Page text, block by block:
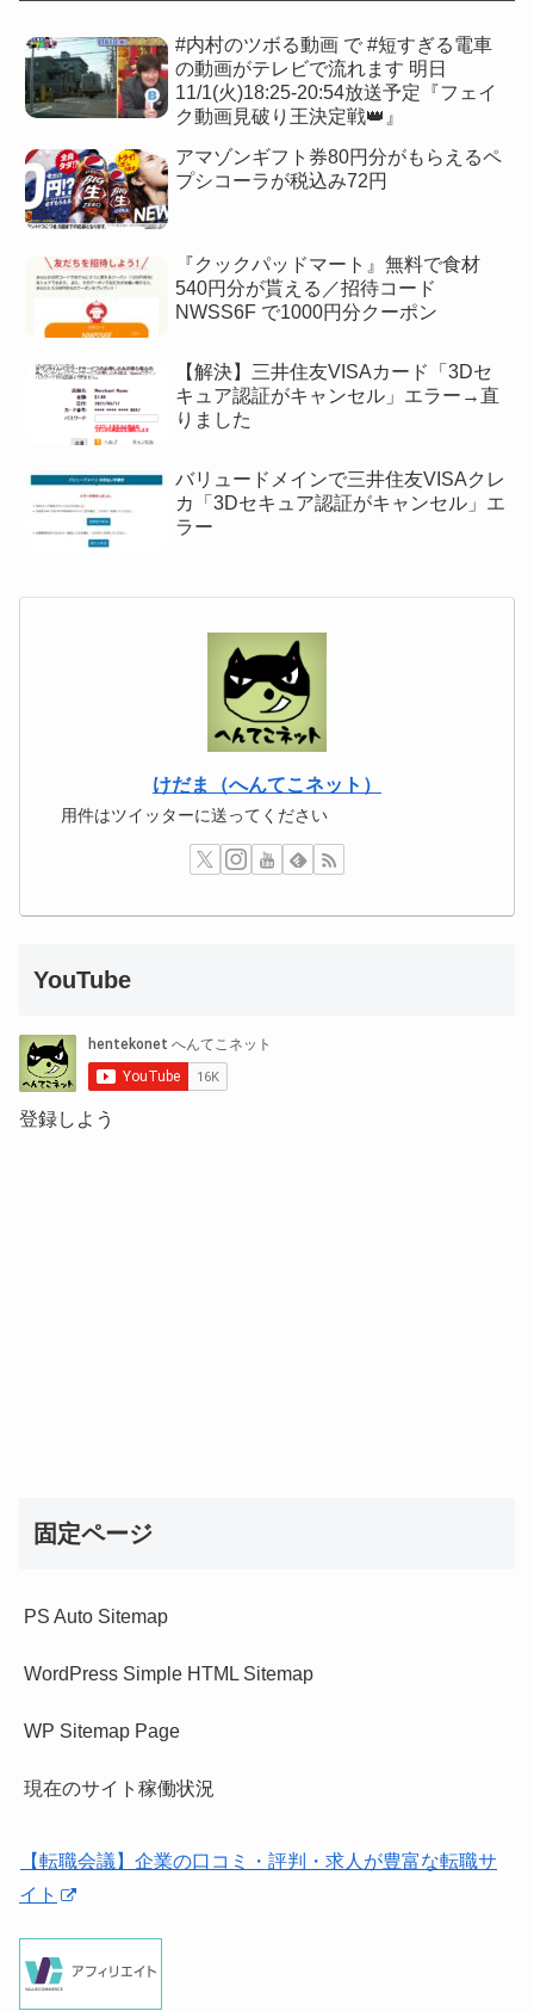
#内村のツボる動画 で #短すぎる電車
の動画がテレビで流れます 明日
11/1(火)18:25-20:54放送予定『フェイ
ク動画見破り王決定戦👑』
アマゾンギフト券80円分がもらえるペ
プシコーラが税込み72円
『クックパッドマート』無料で食材
540円分が貰える／招待コード
NWSS6F で1000円分クーポン
【解決】三井住友VISAカード「3Dセ
キュア認証がキャンセル」エラー→直
りました
バリュードメインで三井住友VISAクレ
カ「3Dセキュア認証がキャンセル」エ
ラー
けだま（へんてこネット）
用件はツイッターに送ってください
YouTube
登録しよう
固定ページ
PS Auto Sitemap
WordPress Simple HTML Sitemap
WP Sitemap Page
現在のサイト稼働状況
【転職会議】企業の口コミ・評判・求人が豊富な転職サ
イト